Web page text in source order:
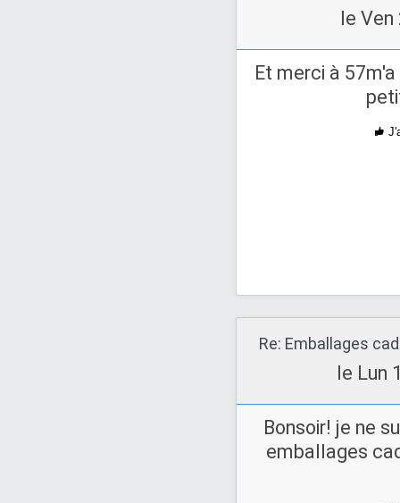
le Ven
Et merci à
Re: Emballages
le Lun
Bonsoir! je ne
emballages